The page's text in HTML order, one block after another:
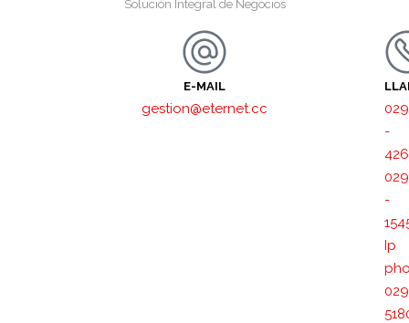
Solución Integral de Negocios
E-MAIL
gestion@eternet.cc
-
-
Ip